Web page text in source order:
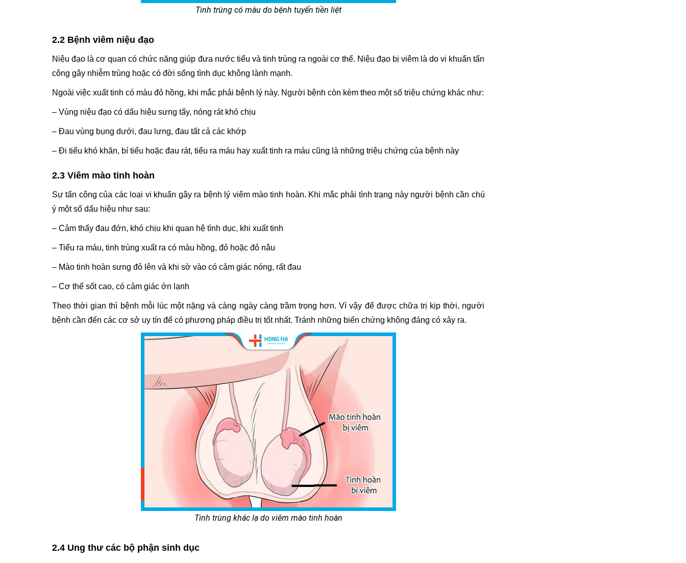
Tinh trùng có màu do bệnh tuyến tiền liệt
2.2 Bệnh viêm niệu đạo
Niệu đạo là cơ quan có chức năng giúp đưa nước tiểu và tinh trùng ra ngoài cơ thể. Niệu đạo bị viêm là do vi khuẩn tấn
công gây nhiễm trùng hoặc có đời sống tình dục không lành mạnh.
Ngoài việc xuất tinh có màu đỏ hồng, khi mắc phải bệnh lý này. Người bệnh còn kèm theo một số triệu chứng khác như:
– Vùng niệu đạo có dấu hiệu sưng tấy, nóng rát khó chịu
– Đau vùng bụng dưới, đau lưng, đau tất cả các khớp
– Đi tiểu khó khăn, bí tiểu hoặc đau rát, tiểu ra máu hay xuất tinh ra máu cũng là những triệu chứng của bệnh này
2.3 Viêm mào tinh hoàn
Sự tấn công của các loại vi khuẩn gây ra bệnh lý viêm mào tinh hoàn. Khi mắc phải tình trạng này người bệnh cần chú
ý một số dấu hiệu như sau:
– Cảm thấy đau đớn, khó chịu khi quan hệ tình dục, khi xuất tinh
– Tiểu ra máu, tinh trùng xuất ra có màu hồng, đỏ hoặc đỏ nâu
– Mào tinh hoàn sưng đỏ lên và khi sờ vào có cảm giác nóng, rất đau
– Cơ thể sốt cao, có cảm giác ớn lạnh
Theo thời gian thì bệnh mỗi lúc một nặng và càng ngày càng trầm trọng hơn. Vì vậy để được chữa trị kịp thời, người
bệnh cần đến các cơ sở uy tín để có phương pháp điều trị tốt nhất. Tránh những biến chứng không đáng có xảy ra.
Tinh trùng khác lạ do viêm mào tinh hoàn
2.4 Ung thư các bộ phận sinh dục